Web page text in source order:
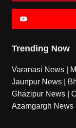
Trending Now
Varanasi News
Jaunpur News
Ghazipur News
Azamgargh News